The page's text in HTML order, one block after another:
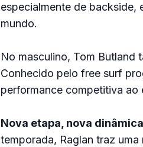
especialmente de backside,
mundo.
No masculino, Tom Butland
Conhecido pelo free surf
performance competitiva ao
Nova etapa, nova
temporada, Raglan traz